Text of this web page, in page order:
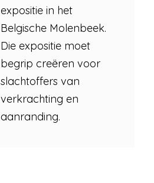
expositie in het
Belgische Molenbeek.
Die expositie moet
begrip creëren voor
slachtoffers van
verkrachting en
aanranding.